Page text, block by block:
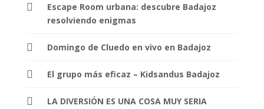
Escape Room urbana: descubre Badajoz
resolviendo enigmas
Domingo de Cluedo en vivo en Badajoz
El grupo más eficaz – Kidsandus Badajoz
LA DIVERSIÓN ES UNA COSA MUY SERIA